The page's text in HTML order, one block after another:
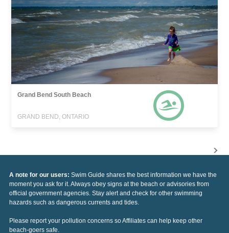
Grand Bend South Beach
GRAND BEND, ONTARIO
A note for our users: Swim Guide shares the best information we have the
moment you ask for it. Always obey signs at the beach or advisories from
official government agencies. Stay alert and check for other swimming
hazards such as dangerous currents and tides.
Please report your pollution concerns so Affiliates can help keep other
beach-goers safe.